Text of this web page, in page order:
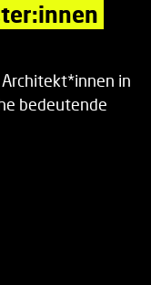
in
bedeutende